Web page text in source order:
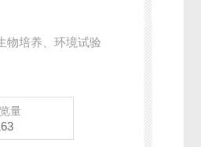
物培养、环境试验
量